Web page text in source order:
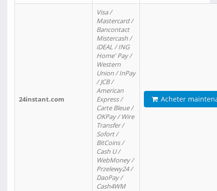
24instant.com
Visa /
Mastercard /
Bancontact
Mistercash /
iDEAL / ING
Home' Pay /
Western
Union / InPay
/ JCB /
American
Express /
Carte Bleue /
OKPay / Wire
Transfer /
Sofort /
BitCoins /
Cash U /
WebMoney /
Przelewy24 /
DaoPay /
Cash4WM
Acheter